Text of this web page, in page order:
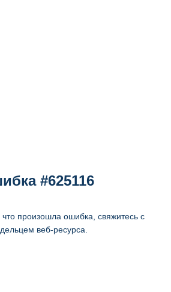
#625116
что произошла ошибка, свяжитесь с
веб-ресурса.